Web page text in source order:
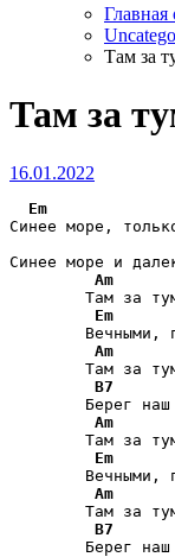
Главная
Там за
Там за
16.01.2022
Em
Синее море,
Синее море и
Am
Там за
Em
Вечными,
Am
Там за
B7
Берег
Am
Там за
Em
Вечными,
Am
Там за
B7
Берег наш